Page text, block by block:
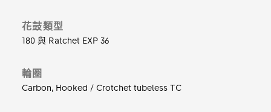
採用超輕量陶瓷軸承， 能將您投入的每一分力量有效
地轉化成前進動能。 而輻條選用了 DT Swiss Aero
系列， 輻條扁寬的造型有助於提升輪組速度， 讓您
無論是在計時車上對抗風阻， 或是在比賽末段的最後
花鼓類型
180 與 Ratchet EXP 36
輪圈
Carbon, Hooked / Crotchet tubeless TC